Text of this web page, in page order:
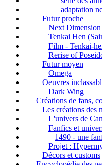
adaptation
Futur proche
Next Dimension
Tenkai Hen
Film - Tenkai-
Rerise of
Futur moyen
Omega
Oeuvres
Dark Wing
Créations de fans,
Les créations des
L'univers de
Fanfics et
1490 - une
Projet :
Décors et customs